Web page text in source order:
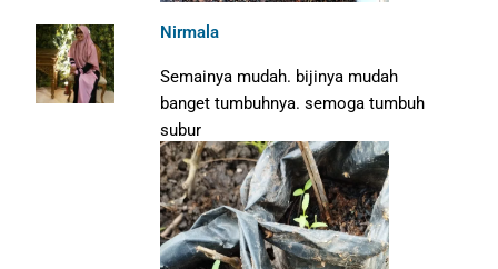
Nirmala
Semainya mudah. bijinya mudah
banget tumbuhnya. semoga tumbuh
subur